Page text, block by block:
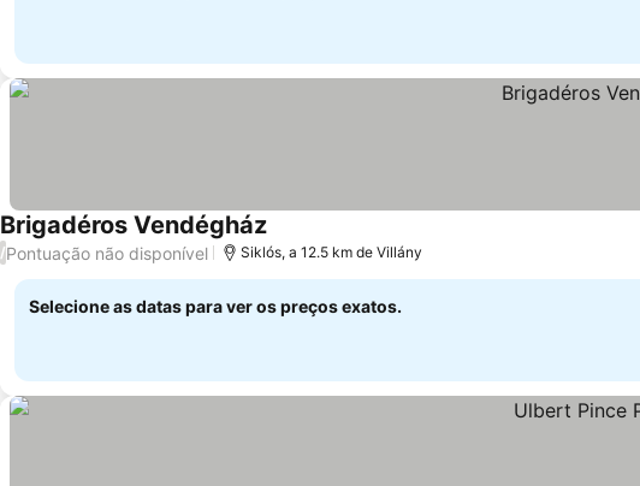
Brigadéros Vendégház
/Pontuação não disponível Siklós, a 12.5 km de Villány
Selecione as datas para ver os preços exatos.